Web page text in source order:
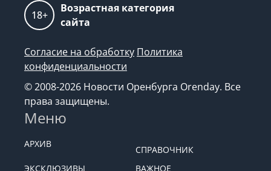
18+
Возрастная категория
сайта
Согласие на обработку Политика
конфиденциальности
© 2008-2026 Новости Оренбурга Orenday. Все
права защищены.
Меню
АРХИВ
СПРАВОЧНИК
ЭКСКЛЮЗИВЫ
ВАЖНОЕ